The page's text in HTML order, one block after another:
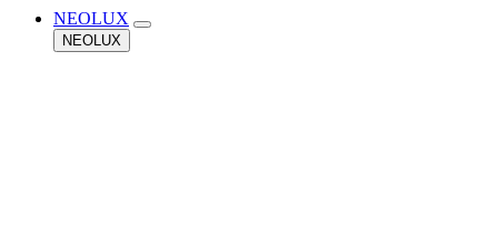
NEOLUX
NEOLUX